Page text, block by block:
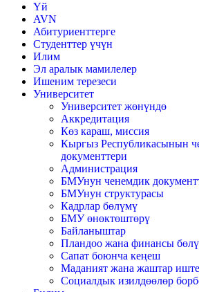
Үй
AVN
Абитуриенттерге
Студенттер үчүн
Илим
Эл аралык мамилелер
Ишеним терезеси
Университет
Университет жөнүндө
Аккредитация
Көз караш, миссия
Кыргыз Республикасынын
документтери
Администрация
БМУнун ченемдик
БМУнун структурасы
Кадрлар бөлүмү
БМУ өнөктөштөрү
Байланыштар
Пландоо жана финансы
Сапат боюнча кеңеш
Маданият жана жаштар
Социалдык изилдөөлөр